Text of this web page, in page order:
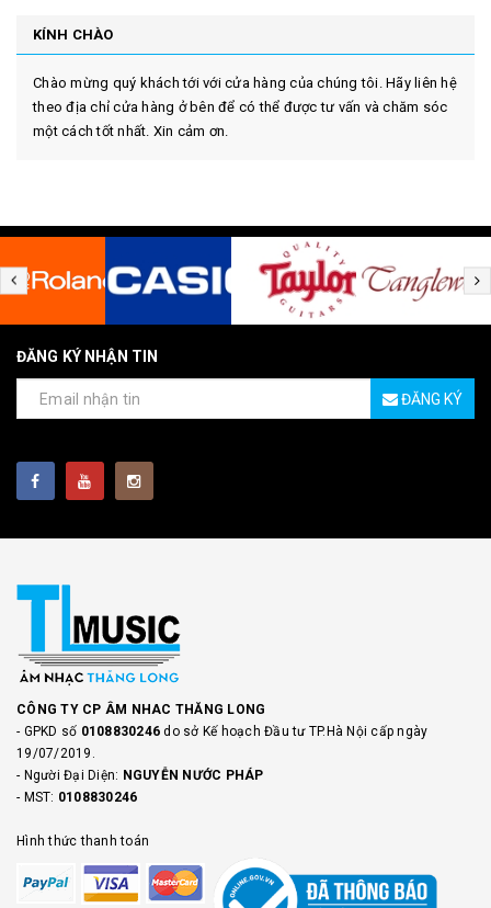
KÍNH CHÀO
Chào mừng quý khách tới với cửa hàng của chúng tôi. Hãy liên hệ
theo địa chỉ cửa hàng ở bên để có thể được tư vấn và chăm sóc
một cách tốt nhất. Xin cảm ơn.
ĐĂNG KÝ NHẬN TIN
ĐĂNG KÝ
CÔNG TY CP ÂM NHAC THĂNG LONG
- GPKD số 0108830246do sở Kế hoạch Đầu tư TP.Hà Nội cấp ngày
19/07/2019.
- Người Đại Diện: NGUYỄN NƯỚC PHÁP
- MST: 0108830246
Hình thức thanh toán